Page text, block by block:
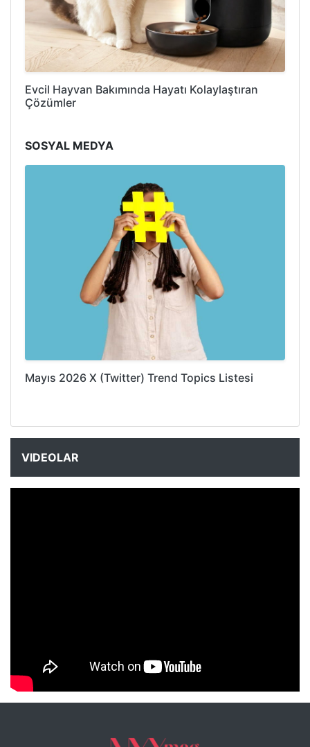
Evcil Hayvan Bakımında Hayatı Kolaylaştıran
Çözümler
SOSYAL MEDYA
Mayıs 2026 X (Twitter) Trend Topics Listesi
VIDEOLAR
NYXmag 2. Yaş Kutlama Etkinliği